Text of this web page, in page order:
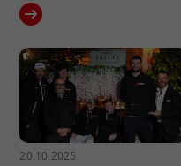
20.10.2025